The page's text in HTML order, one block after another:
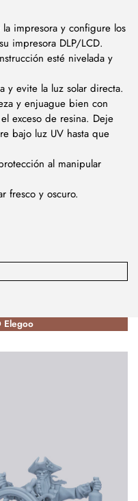
impresora y configure los
impresora DLP/LCD.
esté nivelada y
y evite la luz solar directa.
y enjuague bien con
exceso de resina. Deje
bajo luz UV hasta que
al manipular
fresco y oscuro.
Elegoo